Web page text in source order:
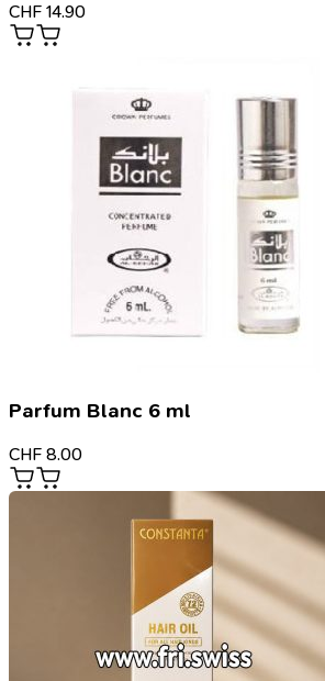
CHF 14.90
Parfum Blanc 6 ml
CHF 8.00